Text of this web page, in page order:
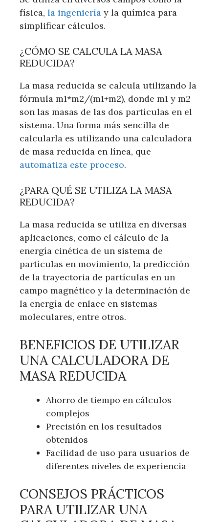
física, la ingeniería y la química para
simplificar cálculos.
¿CÓMO SE CALCULA LA MASA
REDUCIDA?
La masa reducida se calcula utilizando la
fórmula m1*m2/(m1+m2), donde m1 y m2
son las masas de las dos partículas en el
sistema. Una forma más sencilla de
calcularla es utilizando una calculadora
de masa reducida en línea, que
automatiza este proceso.
¿PARA QUÉ SE UTILIZA LA MASA
REDUCIDA?
La masa reducida se utiliza en diversas
aplicaciones, como el cálculo de la
energía cinética de un sistema de
partículas en movimiento, la predicción
de la trayectoria de partículas en un
campo magnético y la determinación de
la energía de enlace en sistemas
moleculares, entre otros.
BENEFICIOS DE UTILIZAR
UNA CALCULADORA DE
MASA REDUCIDA
Ahorro de tiempo en cálculos
complejos
Precisión en los resultados
obtenidos
Facilidad de uso para usuarios de
diferentes niveles de experiencia
CONSEJOS PRÁCTICOS
PARA UTILIZAR UNA